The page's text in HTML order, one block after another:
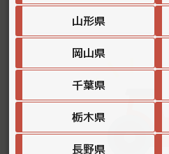
山形県
岡山県
千葉県
栃木県
長野県